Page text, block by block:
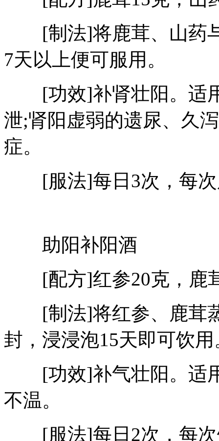
[制法]将鹿茸、山药与
7天以上便可服用。
[功效]补肾壮阳。适用
泄;肾阳虚弱的遗尿、久
症。
[服法]每日3次，每次
助阳补阳酒
[配方]红参20克，鹿
[制法]将红参、鹿茸蒸
封，浸浸泡15天即可饮用
[功效]补气壮阳。适用
不温。
[服法]每日2次，每次